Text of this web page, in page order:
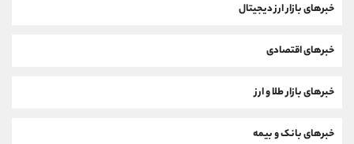
خبرهای بازار ارز دیجیتال
خبرهای اقتصادی
خبرهای بازار طلا و ارز
خبرهای بانک و بیمه